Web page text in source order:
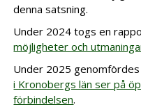
denna satsning.
Under 2024 togs en
möjligheter och
Under 2025
i Kronobergs län ser på
förbindelsen.